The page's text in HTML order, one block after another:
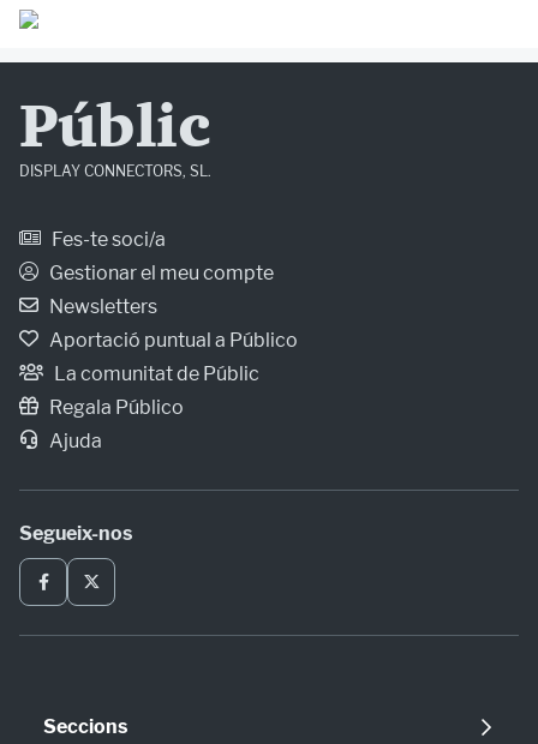
Públic
DISPLAY CONNECTORS, SL.
Fes-te soci/a
Gestionar el meu compte
Newsletters
Aportació puntual a Público
La comunitat de Públic
Regala Público
Ajuda
Segueix-nos
Seccions